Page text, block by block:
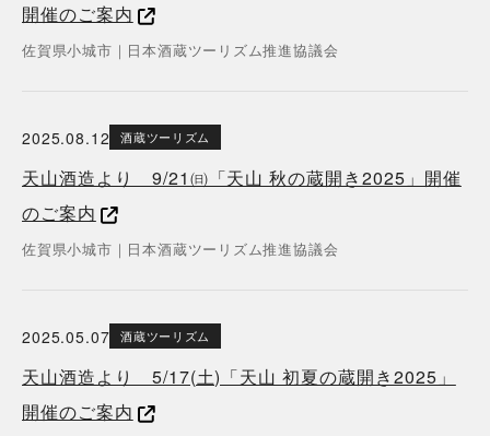
開催のご案内
佐賀県小城市 ｜ 日本酒蔵ツーリズム推進協議会
2025.08.12 酒蔵ツーリズム
天山酒造より 9/21㈰「天山 秋の蔵開き2025」開催
のご案内
佐賀県小城市 ｜ 日本酒蔵ツーリズム推進協議会
2025.05.07 酒蔵ツーリズム
天山酒造より 5/17(土)「天山 初夏の蔵開き2025」
開催のご案内